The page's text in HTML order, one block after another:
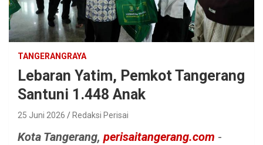
TANGERANGRAYA
Lebaran Yatim, Pemkot Tangerang
Santuni 1.448 Anak
25 Juni 2026 Redaksi Perisai
Kota Tangerang, perisaitangerang.com -